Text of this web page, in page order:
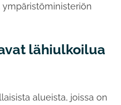
lähiulkoilua
alueista, joissa on